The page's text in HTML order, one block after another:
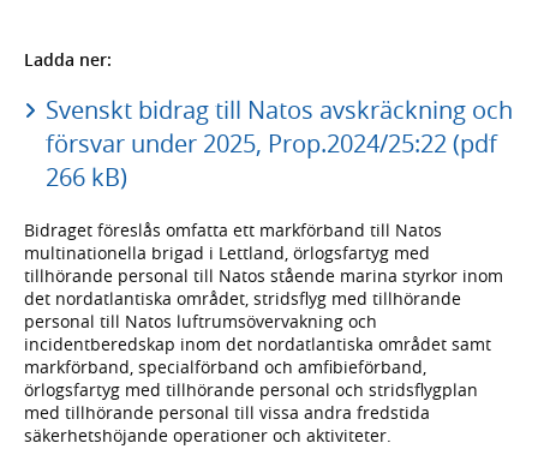
Ladda ner:
Svenskt bidrag till Natos avskräckning och
försvar under 2025, Prop.2024/25:22 (pdf
266 kB)
Bidraget föreslås omfatta ett markförband till Natos
multinationella brigad i Lettland, örlogsfartyg med
tillhörande personal till Natos stående marina styrkor inom
det nordatlantiska området, stridsflyg med tillhörande
personal till Natos luftrumsövervakning och
incidentberedskap inom det nordatlantiska området samt
markförband, specialförband och amfibieförband,
örlogsfartyg med tillhörande personal och stridsflygplan
med tillhörande personal till vissa andra fredstida
säkerhetshöjande operationer och aktiviteter.